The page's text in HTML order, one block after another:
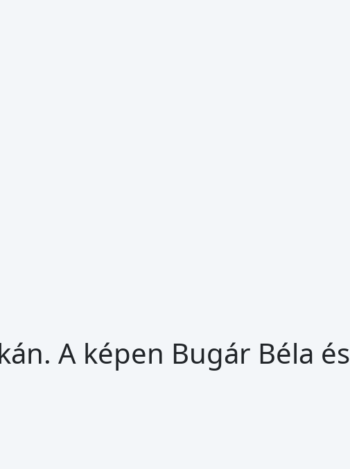
A képen Bugár Béla és